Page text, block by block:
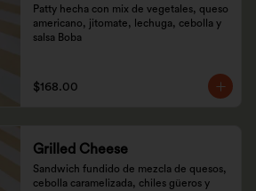
Patty hecha con mix de vegetales, queso
americano, jitomate, lechuga, cebolla y
salsa Boba
$168.00
Grilled Cheese
Sandwich fundido de mezcla de quesos,
cebolla caramelizada, chiles güeros y